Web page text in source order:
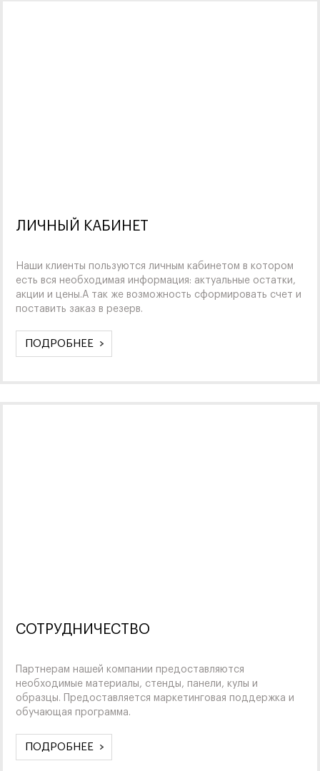
ЛИЧНЫЙ КАБИНЕТ
Наши клиенты пользуются личным кабинетом в котором
есть вся необходимая информация: актуальные остатки,
акции и цены.А так же возможность сформировать счет и
поставить заказ в резерв.
ПОДРОБНЕЕ
СОТРУДНИЧЕСТВО
Партнерам нашей компании предоставляются
необходимые материалы, стенды, панели, кулы и
образцы. Предоставляется маркетинговая поддержка и
обучающая программа.
ПОДРОБНЕЕ